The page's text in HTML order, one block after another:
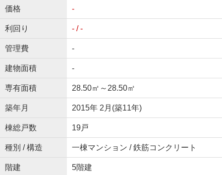
価格 -
利回り - / -
管理費 -
建物面積 -
専有面積 28.50㎡～28.50㎡
築年月 2015年 2月(築11年)
棟総戸数 19戸
種別 / 構造 一棟マンション / 鉄筋コンクリート
階建 5階建